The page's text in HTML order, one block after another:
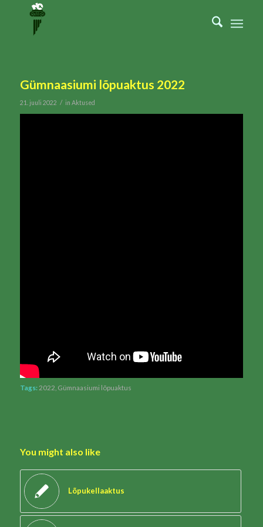
Gümnaasiumi lõpuaktus 2022
21. juuli 2022 / in Aktused
Tags: 2022 Gümnaasiumi lõpuaktus
You might also like
Lõpukellaaktus